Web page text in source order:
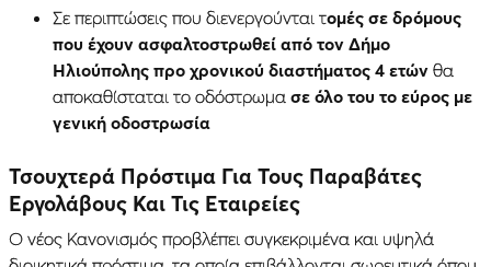
Σε περιπτώσεις που διενεργούνται τομές σε δρόμους
που έχουν ασφαλτοστρωθεί από τον Δήμο
Ηλιούπολης προ χρονικού διαστήματος 4 ετών θα
αποκαθίσταται το οδόστρωμα σε όλο του το εύρος με
γενική οδοστρωσία
Τσουχτερά Πρόστιμα Για Τους Παραβάτες
Εργολάβους Και Τις Εταιρείες
Ο νέος Κανονισμός προβλέπει συγκεκριμένα και υψηλά